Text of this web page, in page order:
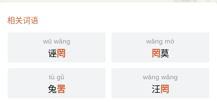
相关词语
wū wǎng
诬罔
wǎng mò
罔莫
tù gǔ
兔罟
wāng wǎng
汪罔